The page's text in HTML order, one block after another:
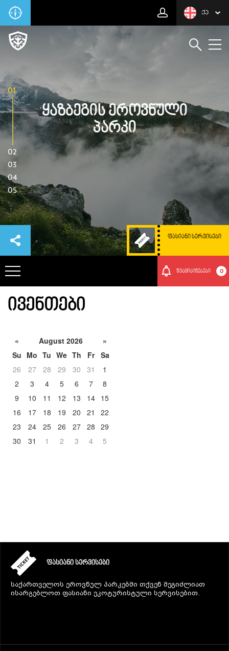
ᲥᲐ
01
02
03
04
05
Ყაზბეგის Ეროვნული
Პარკი
ᲤᲐᲡᲘᲐᲜᲘ ᲡᲔᲠᲕᲘᲡᲔᲑᲘ
ᲞᲐᲠᲙᲘᲡ ᲨᲔᲡᲐᲮᲔᲑ
ᲛᲝᲒᲝᲜᲔᲑᲔᲑᲘ
შეტყიბინებები 0
ᲘᲕᲔᲜᲗᲔᲑᲘ
« August 2026
»
Su Mo Tu We Th Fr
Sa
26
27 28 29 30 31
1
2
3 4 5 6 7
8
9
10 11 12 13 14
15
16
17 18 19 20 21
22
23
24 25 26 27 28 29
30
31 1 2 3 4 5
ᲤᲐᲡᲘᲐᲜᲘ ᲡᲔᲠᲕᲘᲡᲔᲑᲘ
საქართველოს ეროვნულ პარკებში თქვენ შეგიძლიათ
ისარგებლოთ ფასიანი ეკოტურისტული სერვისებით.